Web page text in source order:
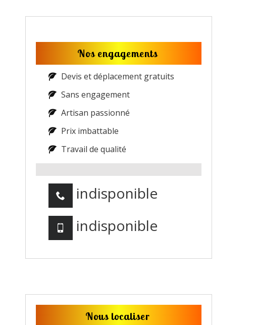
Nos engagements
Devis et déplacement gratuits
Sans engagement
Artisan passionné
Prix imbattable
Travail de qualité
indisponible
indisponible
Nous localiser